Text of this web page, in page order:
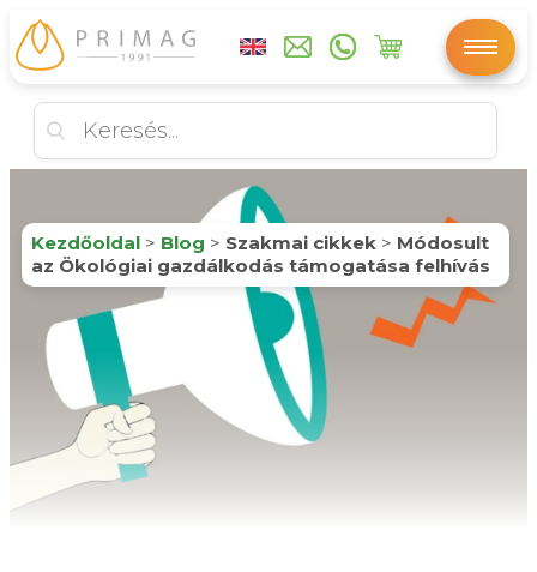
Kezdőoldal > Blog > Szakmai cikkek > Módosult
az Ökológiai gazdálkodás támogatása felhívás